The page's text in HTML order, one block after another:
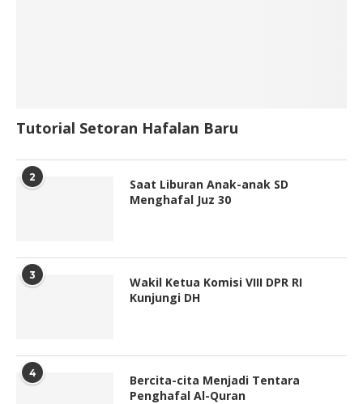
Tutorial Setoran Hafalan Baru
2
Saat Liburan Anak-anak SD
Menghafal Juz 30
3
Wakil Ketua Komisi VIII DPR RI
Kunjungi DH
4
Bercita-cita Menjadi Tentara
Penghafal Al-Quran